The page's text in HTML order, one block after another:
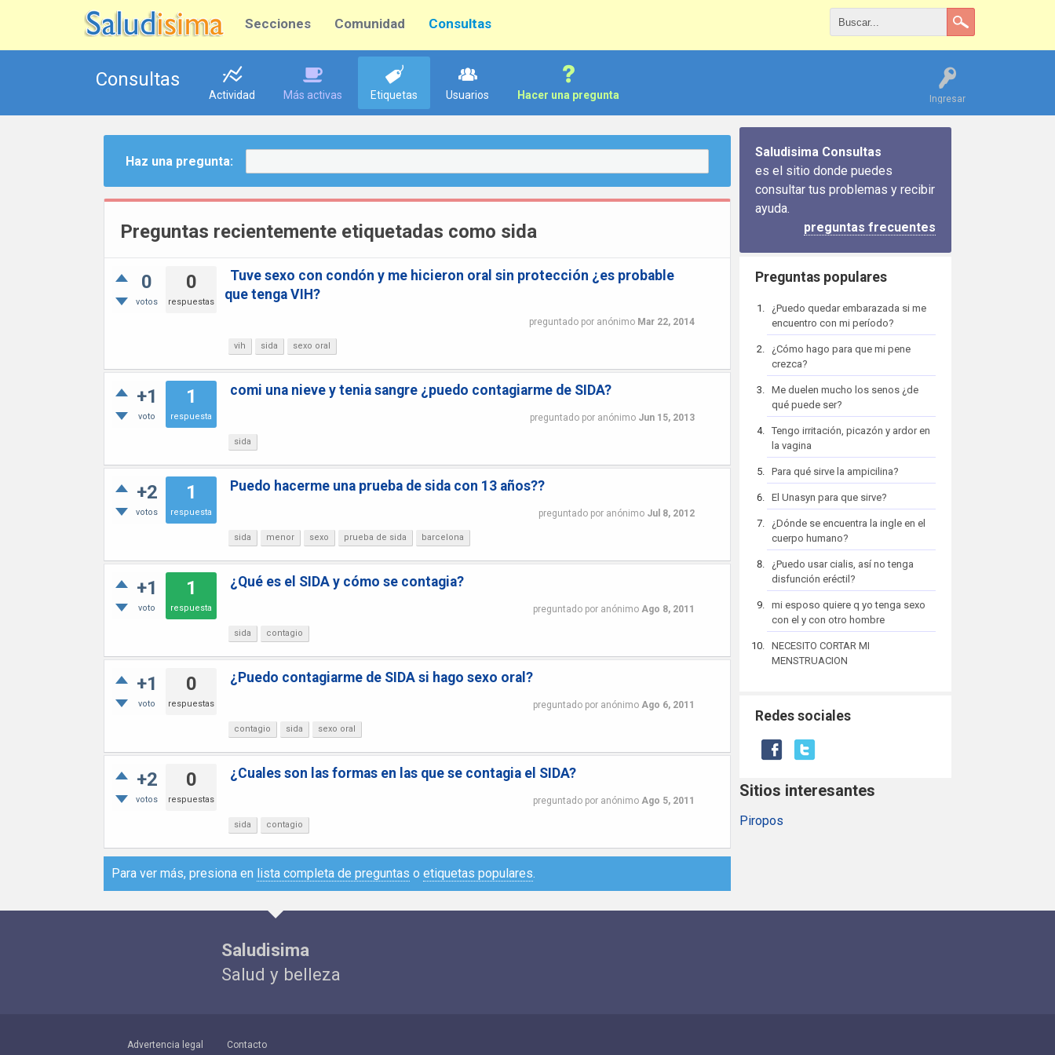
Secciones Comunidad Consultas
Ingresar
Consultas
Actividad Más activas Etiquetas Usuarios Hacer una pregunta
Haz una pregunta:
Preguntas recientemente etiquetadas como sida
0
votos
0
respuestas
Tuve sexo con condón y me hicieron oral sin protección ¿es probable
que tenga VIH?
preguntado por anónimo Mar 22, 2014
vih sida sexo oral
+1
voto
1
respuesta
comi una nieve y tenia sangre ¿puedo contagiarme de SIDA?
preguntado por anónimo Jun 15, 2013
sida
+2
votos
1
respuesta
Puedo hacerme una prueba de sida con 13 años??
preguntado por anónimo Jul 8, 2012
sida menor sexo prueba de sida barcelona
+1
voto
1
respuesta
¿Qué es el SIDA y cómo se contagia?
preguntado por anónimo Ago 8, 2011
sida contagio
+1
voto
0
respuestas
¿Puedo contagiarme de SIDA si hago sexo oral?
preguntado por anónimo Ago 6, 2011
contagio sida sexo oral
+2
votos
0
respuestas
¿Cuales son las formas en las que se contagia el SIDA?
preguntado por anónimo Ago 5, 2011
sida contagio
Para ver más, presiona en lista completa de preguntas o etiquetas populares.
Saludisima Consultas
es el sitio donde puedes
consultar tus problemas y recibir
ayuda.
preguntas frecuentes
Preguntas populares
¿Puedo quedar embarazada si me
encuentro con mi período?
¿Cómo hago para que mi pene
crezca?
Me duelen mucho los senos ¿de
qué puede ser?
Tengo irritación, picazón y ardor en
la vagina
Para qué sirve la ampicilina?
El Unasyn para que sirve?
¿Dónde se encuentra la ingle en el
cuerpo humano?
¿Puedo usar cialis, así no tenga
disfunción eréctil?
mi esposo quiere q yo tenga sexo
con el y con otro hombre
NECESITO CORTAR MI
MENSTRUACION
Redes sociales
Sitios interesantes
Piropos
Saludisima
Salud y belleza
Advertencia legal Contacto